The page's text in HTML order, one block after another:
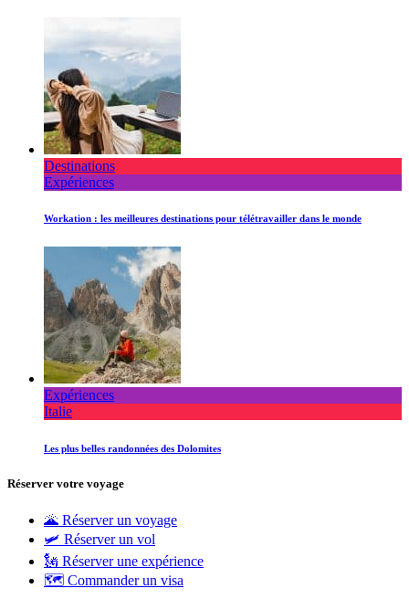
Destinations
Expériences
Workation : les meilleures destinations pour télétravailler dans le monde
Expériences
Italie
Les plus belles randonnées des Dolomites
Réserver votre voyage
🌋 Réserver un voyage
🛩 Réserver un vol
🗽 Réserver une expérience
🗺 Commander un visa